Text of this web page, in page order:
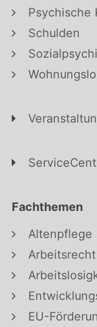
Psychische
Schulden
Fachthemen
Altenpflege
EU-